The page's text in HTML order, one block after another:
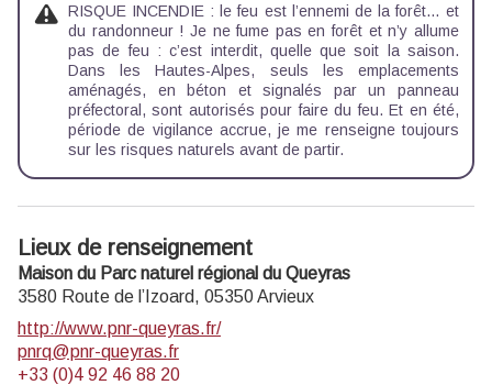
RISQUE INCENDIE : le feu est l’ennemi de la forêt… et
du randonneur ! Je ne fume pas en forêt et n’y allume
pas de feu : c’est interdit, quelle que soit la saison.
Dans les Hautes-Alpes, seuls les emplacements
aménagés, en béton et signalés par un panneau
préfectoral, sont autorisés pour faire du feu. Et en été,
période de vigilance accrue, je me renseigne toujours
sur les risques naturels avant de partir.
Lieux de renseignement
Maison du Parc naturel régional du Queyras
3580 Route de l’Izoard, 05350Arvieux
http://www.pnr-queyras.fr/
pnrq@pnr-queyras.fr
+33 (0)4 92 46 88 20